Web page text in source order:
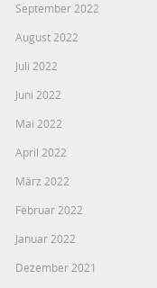
September 2022
August 2022
Juli 2022
Juni 2022
Mai 2022
April 2022
März 2022
Februar 2022
Januar 2022
Dezember 2021